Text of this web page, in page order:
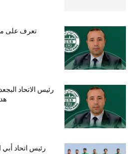
تعرف على
رئيس الاتحاد
رئيس اتحاد أبي